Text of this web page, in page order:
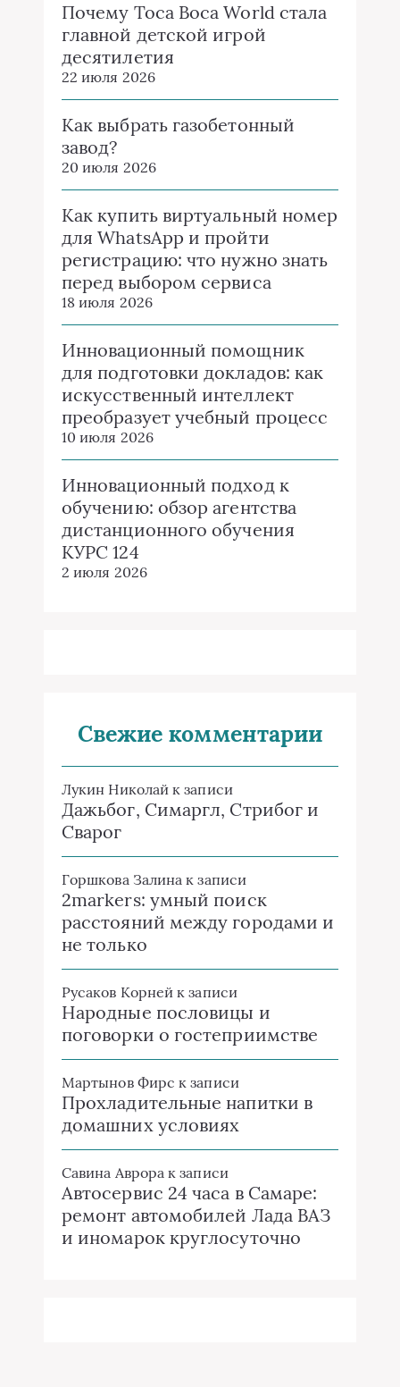
Почему Toca Boca World стала
главной детской игрой
десятилетия
22 июля 2026
Как выбрать газобетонный
завод?
20 июля 2026
Как купить виртуальный номер
для WhatsApp и пройти
регистрацию: что нужно знать
перед выбором сервиса
18 июля 2026
Инновационный помощник
для подготовки докладов: как
искусственный интеллект
преобразует учебный процесс
10 июля 2026
Инновационный подход к
обучению: обзор агентства
дистанционного обучения
КУРС 124
2 июля 2026
Свежие комментарии
Лукин Николай к записи
Дажьбог, Симаргл, Стрибог и
Сварог
Горшкова Залина к записи
2markers: умный поиск
расстояний между городами и
не только
Русаков Корней к записи
Народные пословицы и
поговорки о гостеприимстве
Мартынов Фирс к записи
Прохладительные напитки в
домашних условиях
Савина Аврора к записи
Автосервис 24 часа в Самаре:
ремонт автомобилей Лада ВАЗ
и иномарок круглосуточно